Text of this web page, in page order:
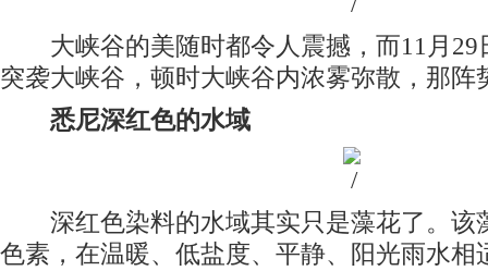
大峡谷的美随时都令人震撼，而11月29
突袭大峡谷，顿时大峡谷内浓雾弥散，那阵
悉尼深红色的水域
深红色染料的水域其实只是藻花了。该
色素，在温暖、低盐度、平静、阳光雨水相